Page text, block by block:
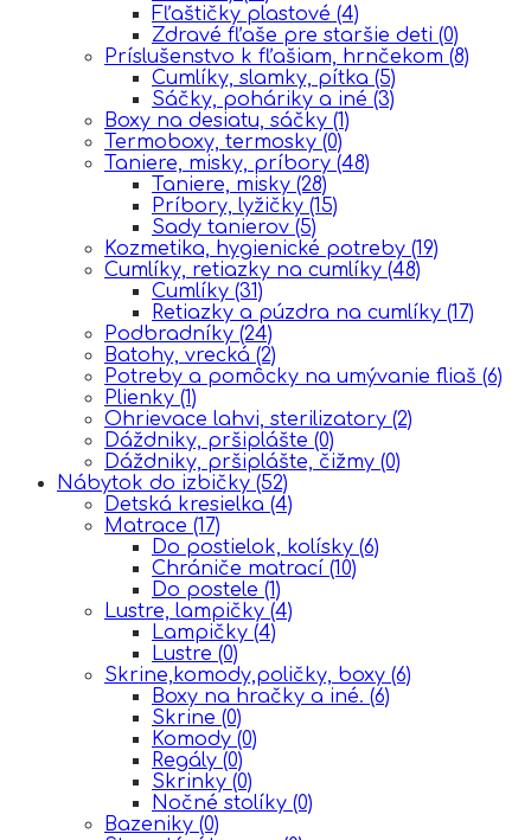
Fľaštičky plastové (4)
Zdravé fľaše pre staršie deti (0)
Príslušenstvo k fľašiam, hrnčekom (8)
Cumlíky, slamky, pítka (5)
Sáčky, poháriky a iné (3)
Boxy na desiatu, sáčky (1)
Termoboxy, termosky (0)
Taniere, misky, príbory (48)
Taniere, misky (28)
Príbory, lyžičky (15)
Sady tanierov (5)
Kozmetika, hygienické potreby (19)
Cumlíky, retiazky na cumlíky (48)
Cumlíky (31)
Retiazky a púzdra na cumlíky (17)
Podbradníky (24)
Batohy, vrecká (2)
Potreby a pomôcky na umývanie fliaš (6)
Plienky (1)
Ohrievace lahvi, sterilizatory (2)
Dáždniky, pršiplášte (0)
Dáždniky, pršiplášte, čižmy (0)
Nábytok do izbičky (52)
Detská kresielka (4)
Matrace (17)
Do postielok, kolísky (6)
Chrániče matrací (10)
Do postele (1)
Lustre, lampičky (4)
Lampičky (4)
Lustre (0)
Skrine,komody,poličky, boxy (6)
Boxy na hračky a iné. (6)
Skrine (0)
Komody (0)
Regály (0)
Skrinky (0)
Nočné stolíky (0)
Bazeniky (0)